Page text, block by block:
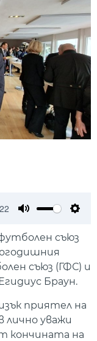
съюз
съюз (ГФС) и
Браун.
приятел на
лично уважи
кончината на